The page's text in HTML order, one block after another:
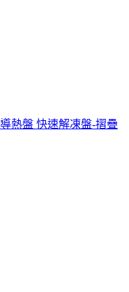
熱盤 快速解凍盤-摺疊